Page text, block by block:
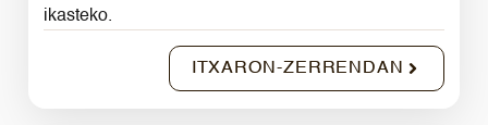
ikasteko.
ITXARON-ZERRENDAN